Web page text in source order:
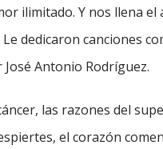
ilimitado. Y nos llena
dedicaron canciones
Antonio Rodríguez.
las razones del
el corazón